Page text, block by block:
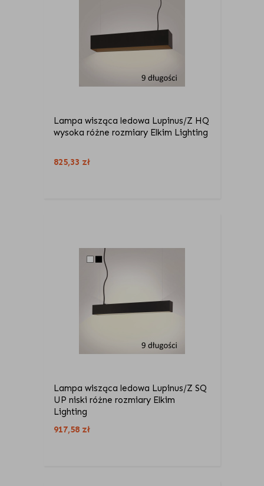
Lampa wisząca ledowa Lupinus/Z HQ
wysoka różne rozmiary Elkim Lighting
825,33 zł
Lampa wisząca ledowa Lupinus/Z SQ
UP niski różne rozmiary Elkim
Lighting
917,58 zł